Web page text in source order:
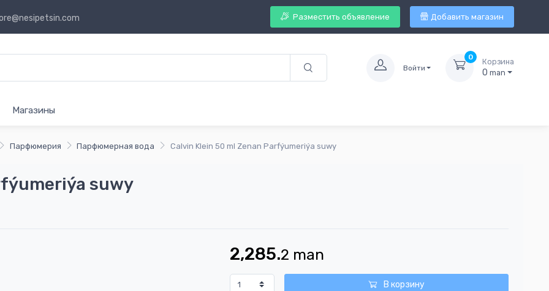
Разместить объявление Добавить магазин
Войти
0
Корзина
0 man
Магазины
Парфюмерия Парфюмерная вода Calvin Klein 50 ml Zenan Parfýumeriýa suwy
suwy
2,285.2 man
В корзину